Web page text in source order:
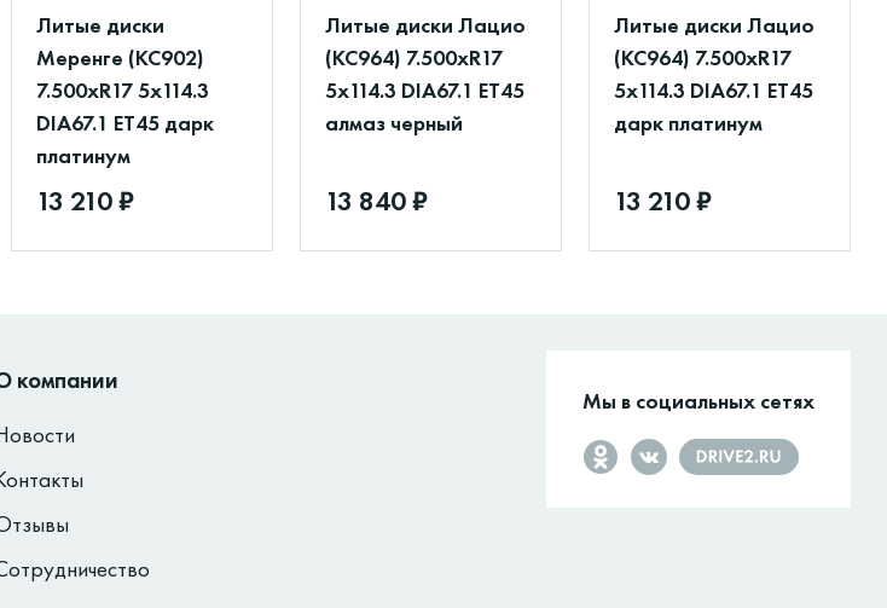
Литые диски
Меренге (КС902)
7.500xR17 5x114.3
DIA67.1 ET45 дарк
платинум
13 210 ₽
Литые диски Лацио
(КС964) 7.500xR17
5x114.3 DIA67.1 ET45
алмаз черный
13 840 ₽
Литые диски Лацио
(КС964) 7.500xR17
5x114.3 DIA67.1 ET45
дарк платинум
13 210 ₽
компании
Мы в социальных сетях